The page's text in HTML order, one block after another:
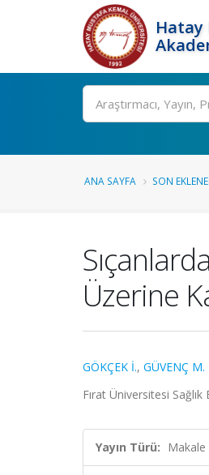
Hatay
Ara
ANA SAYFA SON
Üzerine
GÖKÇEK İ., GÜVENÇ M.
Fırat Üniversitesi
Yayın Türü: